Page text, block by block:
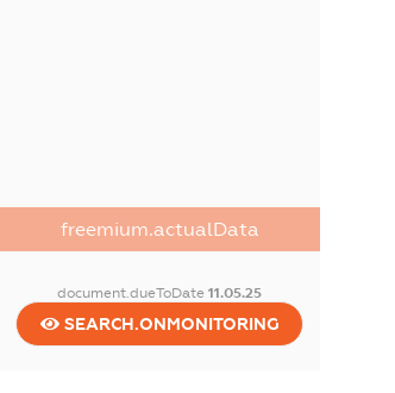
freemium.actualData
document.dueToDate11.05.25
SEARCH.ONMONITORING